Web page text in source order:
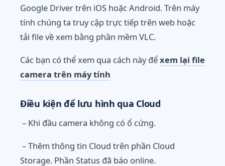
Google Driver trên iOS hoặc Android. Trên máy
tính chúng ta truy cập trực tiếp trên web hoặc
tải file về xem bằng phần mềm VLC.
Các bạn có thể xem qua cách này đểxem lại file
camera trên máy tính
Điều kiện để lưu hình qua Cloud
– Khi đầu camera không có ổ cứng.
– Thêm thông tin Cloud trên phần Cloud
Storage. Phần Status đã báo online.